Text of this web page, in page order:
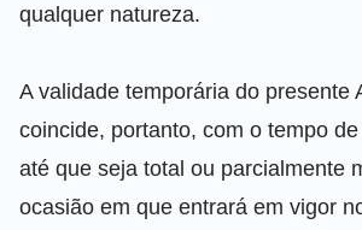
qualquer natureza.
A validade temporária do presente
coincide, portanto, com o tempo
até que seja total ou parcialmente
ocasião em que entrará em vigor